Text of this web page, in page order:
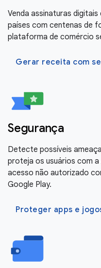
Venda assinaturas
países com centenas de
plataforma de comércio
Gerar receita com
Segurança
Detecte possíveis
proteja os usuários com
acesso não autorizado
Google Play.
Proteger apps e